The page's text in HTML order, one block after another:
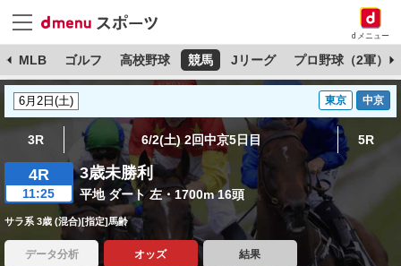
dメニュー
MLB ゴルフ 高校野球 競馬 Jリーグ プロ野球（2軍）
東京 中京
3R 6/2(土) 2回中京5日目 5R
4R
11:25
3歳未勝利
平地 ダート 左・1700m 16頭
サラ系 3歳 (混合)[指定]馬齢
データ分析 オッズ 結果